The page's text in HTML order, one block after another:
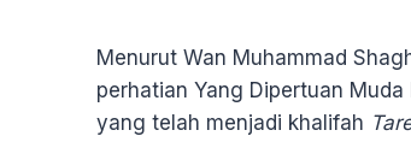
Menurut Wan Muhammad
perhatian Yang Dipertuan
yang telah menjadi khalifah